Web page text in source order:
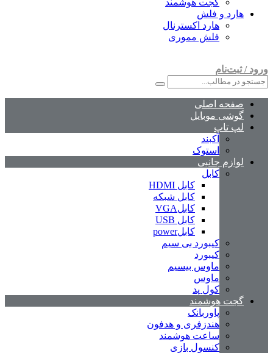
گجت هوشمند
هارد و فلش
هارد اکسترنال
فلش مموری
ورود / ثبت‌نام
صفحه اصلی
گوشی موبایل
لپ تاپ
آکبند
استوک
لوازم جانبی
کابل
کابل HDMI
کابل شبکه
کابلVGA
کابل USB
کابلpower
کیبورد بی سیم
کیبورد
ماوس بیسیم
ماوس
کول پد
گجت هوشمند
پاوربانک
هندزفری و هدفون
ساعت هوشمند
کنسول بازی